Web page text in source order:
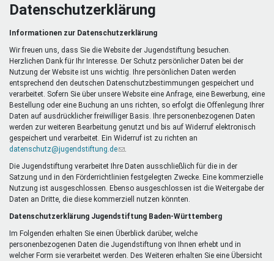
Jugendnetz
Freizeit & Reisen
Mentoren & Projekte
Schule & Beruf
Demokratie & Beteiligung
Vor Ort
Datenschutzerklärung
Informationen zur Datenschutzerklärung
Wir freuen uns, dass Sie die Website der Jugendstiftung besuchen.
Herzlichen Dank für Ihr Interesse. Der Schutz persönlicher Daten bei der
Nutzung der Website ist uns wichtig. Ihre persönlichen Daten werden
entsprechend den deutschen Datenschutzbestimmungen gespeichert und
verarbeitet. Sofern Sie über unsere Website eine Anfrage, eine Bewerbung, eine
Bestellung oder eine Buchung an uns richten, so erfolgt die Offenlegung Ihrer
Daten auf ausdrücklicher freiwilliger Basis. Ihre personenbezogenen Daten
werden zur weiteren Bearbeitung genutzt und bis auf Widerruf elektronisch
gespeichert und verarbeitet. Ein Widerruf ist zu richten an
datenschutz@jugendstiftung.de(Link
E-
Mail)
Die Jugendstiftung verarbeitet Ihre Daten ausschließlich für die in der
Satzung und in den Förderrichtlinien festgelegten Zwecke. Eine kommerzielle
Nutzung ist ausgeschlossen. Ebenso ausgeschlossen ist die Weitergabe der
Daten an Dritte, die diese kommerziell nutzen könnten.
Datenschutzerklärung Jugendstiftung Baden-Württemberg
Im Folgenden erhalten Sie einen Überblick darüber, welche
personenbezogenen Daten die Jugendstiftung von Ihnen erhebt und in
welcher Form sie verarbeitet werden. Des Weiteren erhalten Sie eine Übersicht